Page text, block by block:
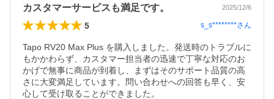
カスタマーサービスも満足です。 2025/12/6
5 s_s********さん
Tapo RV20 Max Plus を購入しました。発送時のトラブルに
もかかわらず、カスタマー担当者の迅速で丁寧な対応のお
かげで無事に商品が到着し、まずはそのサポート品質の高
さに大変満足しています。問い合わせへの回答も早く、安
心して受け取ることができました。